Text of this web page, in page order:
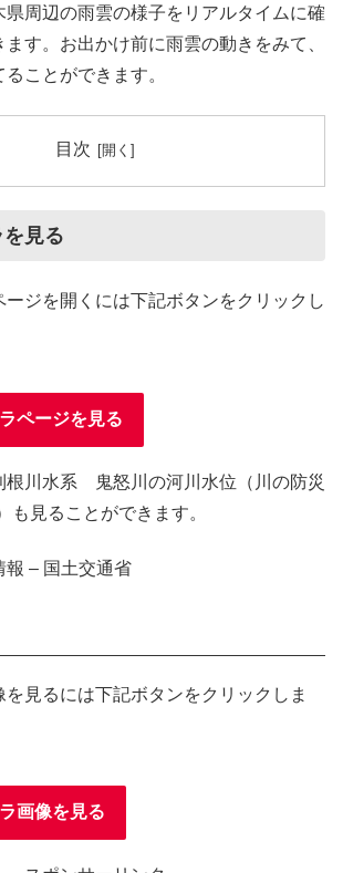
県周辺の雨雲の様子をリアルタイムに確
す。お出かけ前に雨雲の動きをみて、
ことができます。
目次
見る
ージを開くには下記ボタンをクリックし
ページを見る
川水系 鬼怒川の河川水位（川の防災
も見ることができます。
報 – 国土交通省
見るには下記ボタンをクリックしま
画像を見る